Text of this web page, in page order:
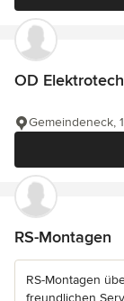
OD
Gemeindeneck,
RS-Montagen
RS-Montagen